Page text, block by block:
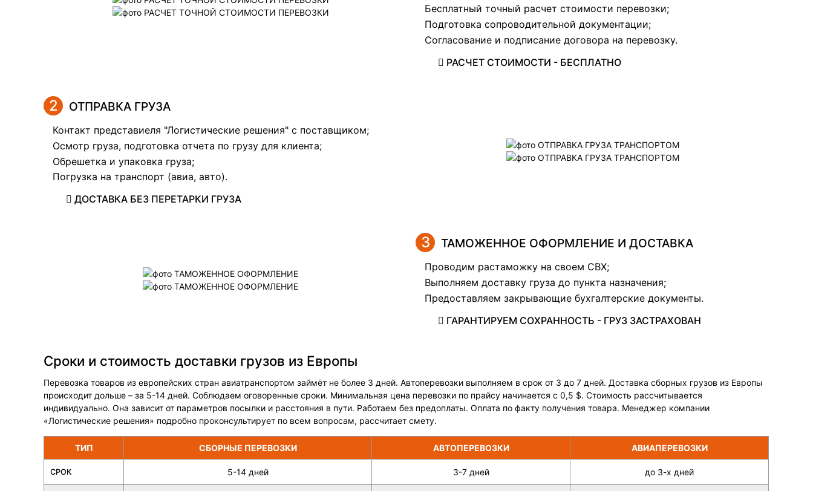
Бесплатный точный расчет стоимости перевозки;
Подготовка сопроводительной документации;
Согласование и подписание договора на перевозку.
РАСЧЕТ СТОИМОСТИ - БЕСПЛАТНО
2 ОТПРАВКА ГРУЗА
Контакт представиеля "Логистические решения" с поставщиком;
Осмотр груза, подготовка отчета по грузу для клиента;
Обрешетка и упаковка груза;
Погрузка на транспорт (авиа, авто).
ДОСТАВКА БЕЗ ПЕРЕТАРКИ ГРУЗА
3 ТАМОЖЕННОЕ ОФОРМЛЕНИЕ И ДОСТАВКА
Проводим растаможку на своем СВХ;
Выполняем доставку груза до пункта назначения;
Предоставляем закрывающие бухгалтерские документы.
ГАРАНТИРУЕМ СОХРАННОСТЬ - ГРУЗ ЗАСТРАХОВАН
Сроки и стоимость доставки грузов из Европы
Перевозка товаров из европейских стран авиатранспортом займёт не более 3 дней. Автоперевозки выполняем в срок от 3 до 7 дней. Доставка сборных грузов из Европы
происходит дольше – за 5-14 дней. Соблюдаем оговоренные сроки. Минимальная цена перевозки по прайсу начинается с 0,5 $. Стоимость рассчитывается
индивидуально. Она зависит от параметров посылки и расстояния в пути. Работаем без предоплаты. Оплата по факту получения товара. Менеджер компании
«Логистические решения» подробно проконсультирует по всем вопросам, рассчитает смету.
ТИП СБОРНЫЕ ПЕРЕВОЗКИ АВТОПЕРЕВОЗКИ АВИАПЕРЕВОЗКИ
СРОК 5-14 дней 3-7 дней до 3-х дней